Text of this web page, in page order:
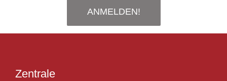
ANMELDEN!
Zentrale